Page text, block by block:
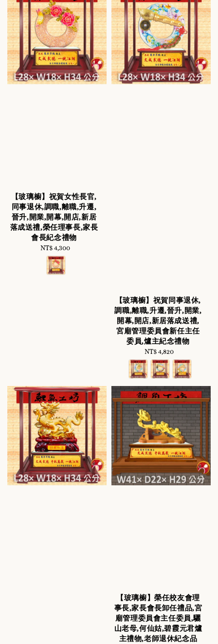
【玻璃櫥】祝賀女性長官,
同事退休,調職,離職,升遷,
晉升,開業,開幕,開店,新居
落成送禮,榮任理事長,家長
會長紀念禮物
Regular
price
NT$ 4,300
【玻璃櫥】祝賀同事退休,
調職,離職,升遷,晉升,開業,
開幕,開店,新居落成送禮,
宮廟管理委員會新任主任
委員,爐主紀念禮物
Regular
price
NT$ 4,820
【玻璃櫥】榮任校友會理
事長,家長會長卸任禮品,宮
廟管理委員會主任委員,驪
山老母,何仙姑,碧霞元君爐
主禮物,老師退休紀念品